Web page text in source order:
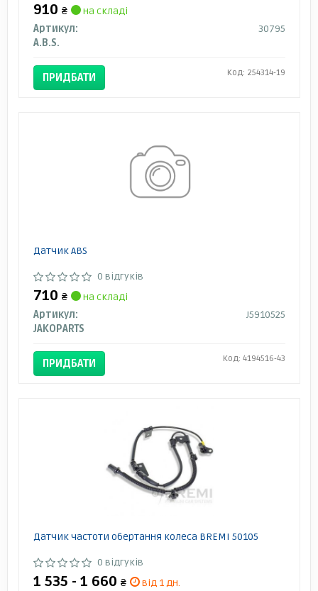
910 ₴
на складі
Артикул:
30795
A.B.S.
ПРИДБАТИ Код: 254314-19
Датчик ABS
0 відгуків
710 ₴
на складі
Артикул:
J5910525
JAKOPARTS
ПРИДБАТИ Код: 4194516-43
Датчик частоти обертання колеса BREMI 50105
0 відгуків
1 535 - 1 660 ₴
від 1 дн.